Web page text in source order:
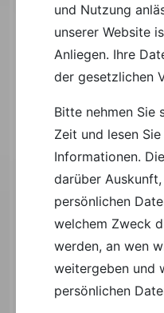
und Nutzung
unserer Website
Anliegen. Ihre
der gesetzlichen
Bitte nehmen Sie
Zeit und lesen
Informationen.
darüber
persönlichen
welchem Zweck
werden, an wen
weitergeben und
persönlichen